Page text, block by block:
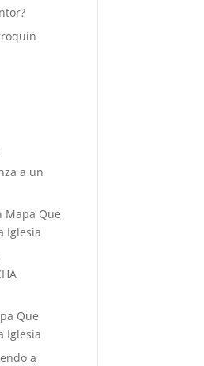
a un
Mapa Que
Iglesia
Que
Iglesia
a